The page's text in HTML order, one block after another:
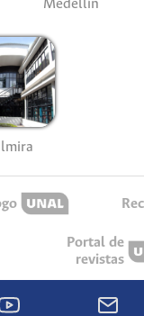
Medellín
Portal de
revistas